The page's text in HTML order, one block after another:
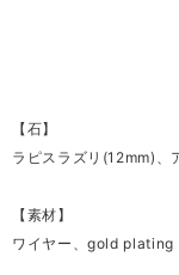
【石】
ラピスラズリ(12mm)、
【素材】
ワイヤー、gold plating